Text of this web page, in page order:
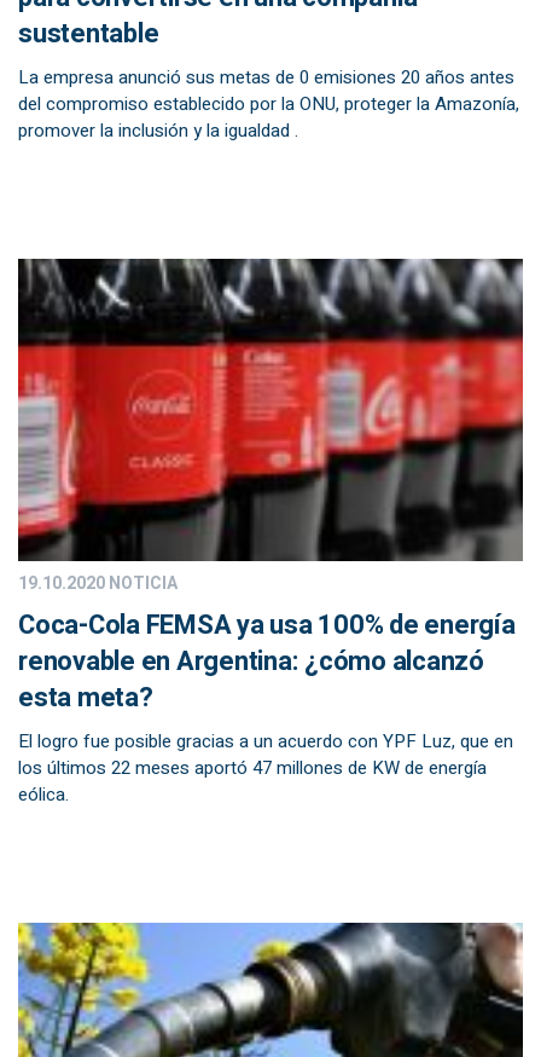
sustentable
La empresa anunció sus metas de 0 emisiones 20 años antes
del compromiso establecido por la ONU, proteger la Amazonía,
promover la inclusión y la igualdad .
19.10.2020NOTICIA
Coca-Cola FEMSA ya usa 100% de energía
renovable en Argentina: ¿cómo alcanzó
esta meta?
El logro fue posible gracias a un acuerdo con YPF Luz, que en
los últimos 22 meses aportó 47 millones de KW de energía
eólica.